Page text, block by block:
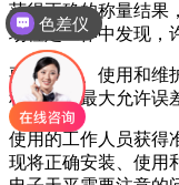
获得正确的称量结果
场检定工作中发现，
要求安装、使用和维
程要求的最大允许误
使用的工作人员获得
现将正确安装、使用
色差仪